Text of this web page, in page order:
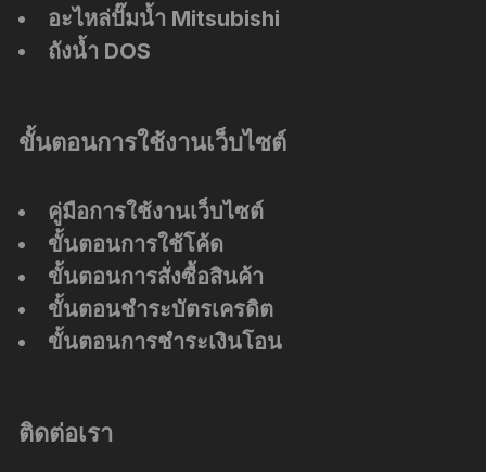
อะไหล่ปั๊มน้ำ Mitsubishi
ถังน้ำ DOS
ขั้นตอนการใช้งานเว็บไซต์
คู่มือการใช้งานเว็บไซต์
ขั้นตอนการใช้โค้ด
ขั้นตอนการสั่งซื้อสินค้า
ขั้นตอนชำระบัตรเครดิต
ขั้นตอนการชำระเงินโอน
ติดต่อเรา